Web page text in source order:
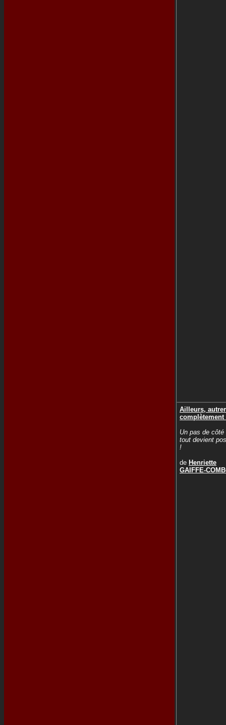
Ailleurs,
complètement
Un pas de côté
tout devient
!
de Henriette
GAIFFE-